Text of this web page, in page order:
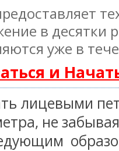
в десятки
уже в
и
лицевыми
не